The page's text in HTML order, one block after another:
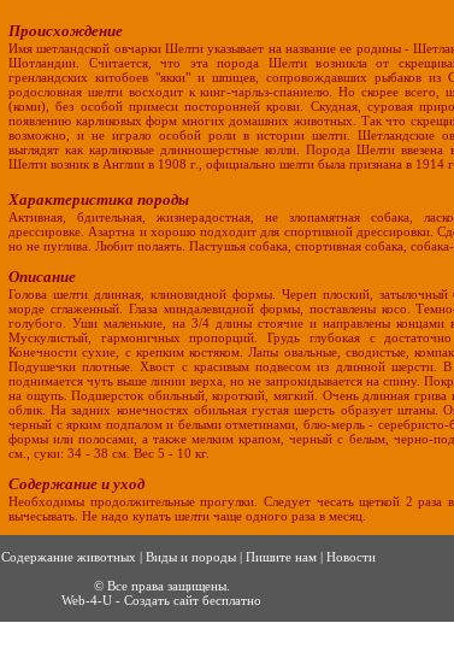
Происхождение
Имя шетландской овчарки Шелти указывает на название ее родины -
Шотландии. Считается, что эта порода Шелти возникла от
гренландских китобоев "якки" и шпицев, сопровождавших рыбаков из
родословная шелти восходит к кинг-чарльз-спаниелю. Но скорее всего,
(коми), без особой примеси посторонней крови. Скудная, суровая
появлению карликовых форм многих домашних животных. Так что
возможно, и не играло особой роли в истории шелти. Шетландские
выглядят как карликовые длинношерстные колли. Порода Шелти
Шелти возник в Англии в 1908 г., официально шелти была признана в 1914 г.
Характеристика породы
Активная, бдительная, жизнерадостная, не злопамятная собака,
дрессировке. Азартна и хорошо подходит для спортивной дрессировки.
но не пуглива. Любит полаять. Пастушья собака, спортивная собака,
Описание
Голова шелти длинная, клиновидной формы. Череп плоский,
морде сглаженный. Глаза миндалевидной формы, поставлены косо.
голубого. Уши маленькие, на 3/4 длины стоячие и направлены концами
Мускулистый, гармоничных пропорций. Грудь глубокая с
Конечности сухие, с крепким костяком. Лапы овальные, сводистые,
Подушечки плотные. Хвост с красивым подвесом из длинной шерсти.
поднимается чуть выше линии верха, но не запрокидывается на спину.
на ощупь. Подшерсток обильный, короткий, мягкий. Очень длинная грива
облик. На задних конечностях обильная густая шерсть образует штаны.
черный с ярким подпалом и белыми отметинами, блю-мерль -
формы или полосами, а также мелким крапом, черный с белым, черно-
см., суки: 34 - 38 см. Вес 5 - 10 кг.
Содержание и уход
Необходимы продолжительные прогулки. Следует чесать щеткой 2 раза
вычесывать. Не надо купать шелти чаще одного раза в месяц.
Содержание животных | Виды и породы| Пишите нам| Новости
© Все права защищены.
Web-4-U - Создать сайт бесплатно